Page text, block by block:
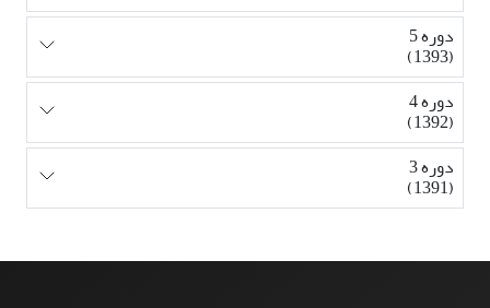
دوره 5
(1393)
دوره 4
(1392)
دوره 3
(1391)